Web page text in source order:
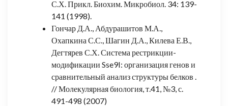
С.Х. Прикл. Биохим. Микробиол. 34: 139-
141 (1998).
Гончар Д.А., Абдурашитов М.А.,
Охапкина С.С., Шагин Д.А., Килева Е.В.,
Дегтярев С.Х. Система рестрикции-
модификации Sse9I: организация генов и
сравнительный анализ структуры белков .
// Молекулярная биология, т.41, №3, с.
491-498 (2007)